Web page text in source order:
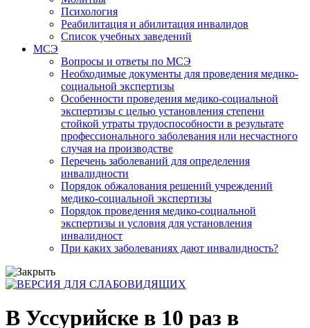
Психология
Реабилитация и абилитация инвалидов
Список учебных заведений
МСЭ
Вопросы и ответы по МСЭ
Необходимые документы для проведения медико-
социальной экспертизы
Особенности проведения медико-социальной
экспертизы с целью установления степени
стойкой утраты трудоспособности в результате
профессионального заболевания или несчастного
случая на производстве
Перечень заболеваний для определения
инвалидности
Порядок обжалования решений учреждений
медико-социальной экспертизы
Порядок проведения медико-социальной
экспертизы и условия для установления
инвалидност
При каких заболеваниях дают инвалидность?
В Уссурийске в 10 раз в